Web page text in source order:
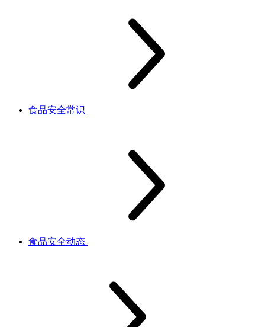
食品安全常识
食品安全动态